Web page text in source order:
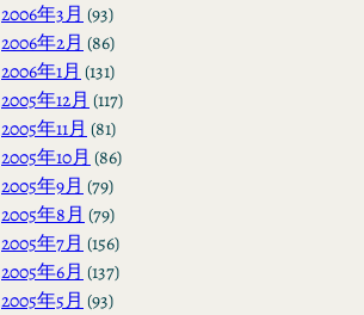
2006年3月 (93)
2006年2月 (86)
2006年1月 (131)
2005年12月 (117)
2005年11月 (81)
2005年10月 (86)
2005年9月 (79)
2005年8月 (79)
2005年7月 (156)
2005年6月 (137)
2005年5月 (93)